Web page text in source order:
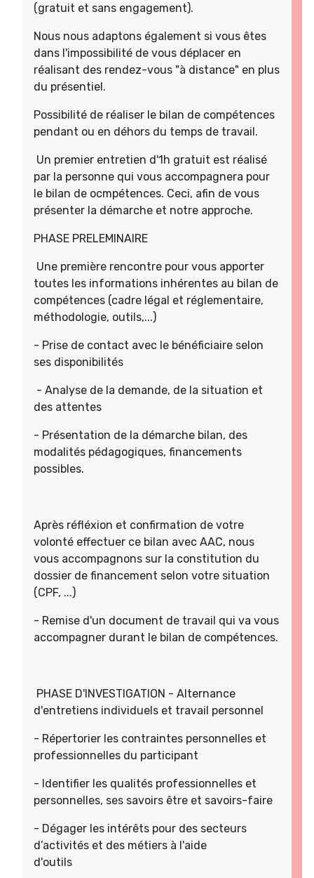
(gratuit et sans engagement).
Nous nous adaptons également si vous êtes
dans l'impossibilité de vous déplacer en
réalisant des rendez-vous "à distance" en plus
du présentiel.
Possibilité de réaliser le bilan de compétences
pendant ou en déhors du temps de travail.
Un premier entretien d'1h gratuit est réalisé
par la personne qui vous accompagnera pour
le bilan de ocmpétences. Ceci, afin de vous
présenter la démarche et notre approche.
PHASE PRELEMINAIRE
Une première rencontre pour vous apporter
toutes les informations inhérentes au bilan de
compétences (cadre légal et réglementaire,
méthodologie, outils,...)
- Prise de contact avec le bénéficiaire selon
ses disponibilités
- Analyse de la demande, de la situation et
des attentes
- Présentation de la démarche bilan, des
modalités pédagogiques, financements
possibles.
Après réfléxion et confirmation de votre
volonté effectuer ce bilan avec AAC, nous
vous accompagnons sur la constitution du
dossier de financement selon votre situation
(CPF, ...)
- Remise d'un document de travail qui va vous
accompagner durant le bilan de compétences.
PHASE D'INVESTIGATION - Alternance
d'entretiens individuels et travail personnel
- Répertorier les contraintes personnelles et
professionnelles du participant
- Identifier les qualités professionnelles et
personnelles, ses savoirs être et savoirs-faire
- Dégager les intérêts pour des secteurs
d’activités et des métiers à l'aide
d'outils